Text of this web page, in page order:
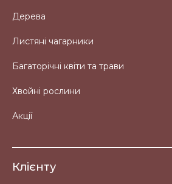
Дерева
Листяні чагарники
Багаторічні квіти та трави
Хвойні рослини
Акції
Клієнту